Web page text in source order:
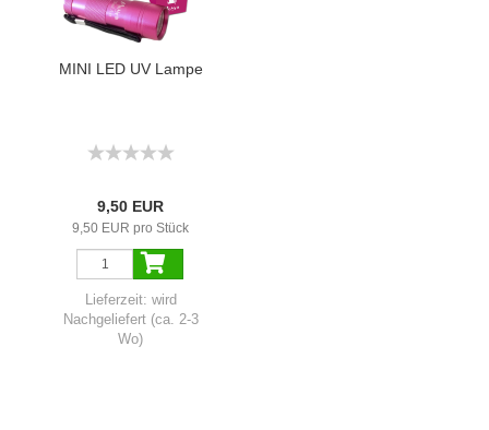
MINI LED UV Lampe
9,50 EUR
9,50 EUR pro Stück
Lieferzeit: wird
Nachgeliefert (ca. 2-3
Wo)